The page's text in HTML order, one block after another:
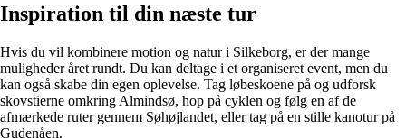
Inspiration til din næste tur
Hvis du vil kombinere motion og natur i Silkeborg, er der mange
muligheder året rundt. Du kan deltage i et organiseret event, men du
kan også skabe din egen oplevelse. Tag løbeskoene på og udforsk
skovstierne omkring Almindsø, hop på cyklen og følg en af de
afmærkede ruter gennem Søhøjlandet, eller tag på en stille kanotur på
Gudenåen.